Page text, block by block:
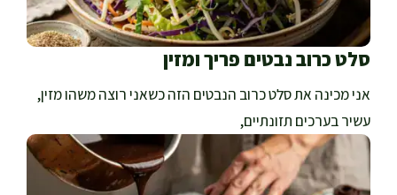
סלט כרוב נבטים פריך ומזין
אני מכינה את סלט כרוב הנבטים הזה כשאני רוצה משהו מזין,
עשיר בערכים תזונתיים,